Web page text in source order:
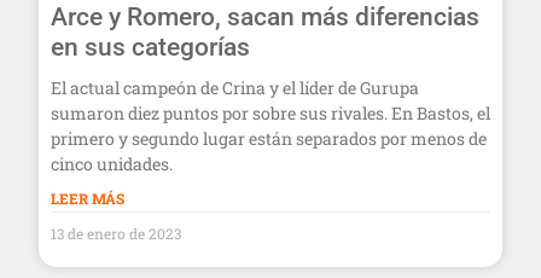
Arce y Romero, sacan más diferencias
en sus categorías
El actual campeón de Crina y el líder de Gurupa
sumaron diez puntos por sobre sus rivales. En Bastos, el
primero y segundo lugar están separados por menos de
cinco unidades.
LEER MÁS
13 de enero de 2023